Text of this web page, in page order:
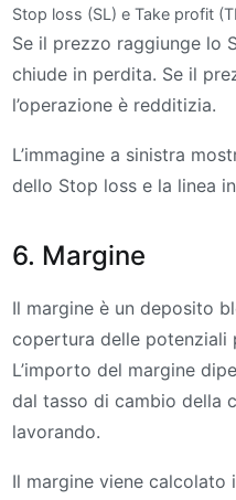
Stop loss (SL) e Take profit
Se il prezzo raggiunge lo
chiude in perdita. Se il
l’operazione è redditizia.
L’immagine a sinistra
dello Stop loss e la linea
6. Margine
Il margine è un deposito
copertura delle potenziali
L’importo del margine
dal tasso di cambio della
lavorando.
Il margine viene calcolato